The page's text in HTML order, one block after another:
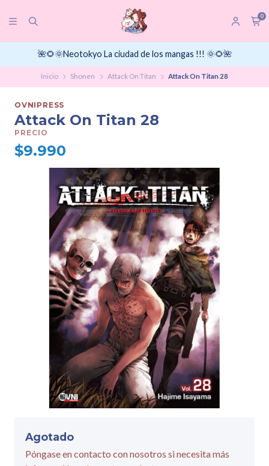
0
🌺🌻🌞Neotokyo La ciudad de los mangas !!! 🌞🌻🌺
Inicio Shonen Attack On Titan Attack On Titan 28
OVNIPRESS
Attack On Titan 28
PRECIO
$9.990
Agotado
Póngase en contacto con nosotros si necesita más